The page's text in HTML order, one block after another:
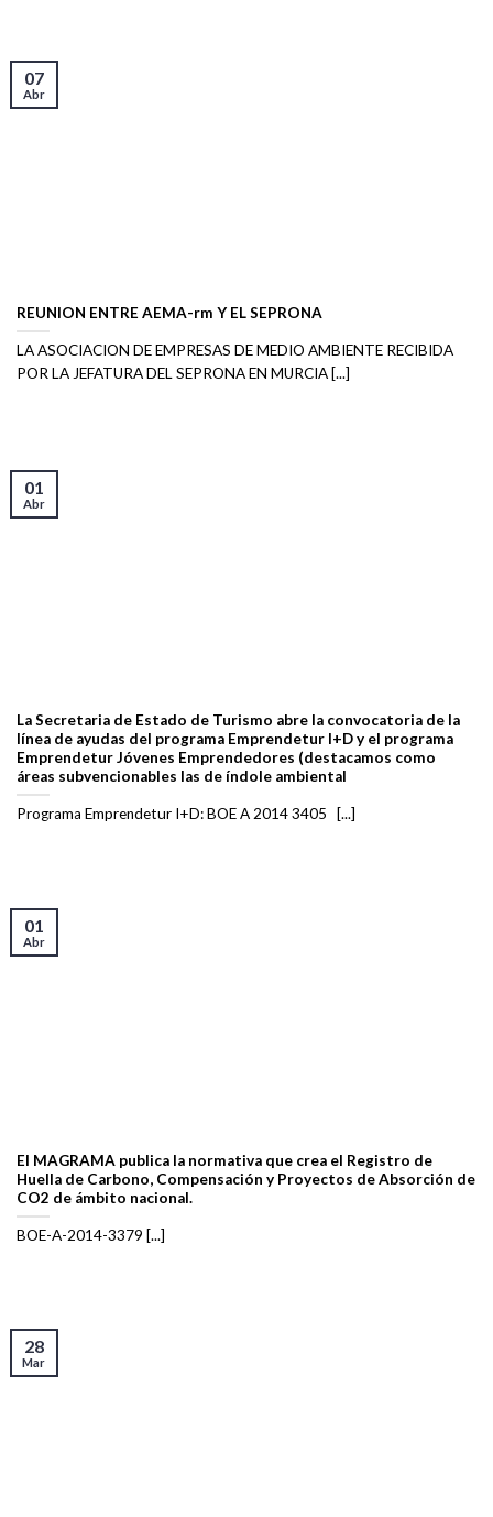
REUNION ENTRE AEMA-rm Y EL SEPRONA
LA ASOCIACION DE EMPRESAS DE MEDIO AMBIENTE RECIBIDA
POR LA JEFATURA DEL SEPRONA EN MURCIA [...]
07
Abr
La Secretaria de Estado de Turismo abre la convocatoria de la
línea de ayudas del programa Emprendetur I+D y el programa
Emprendetur Jóvenes Emprendedores (destacamos como
áreas subvencionables las de índole ambiental
Programa Emprendetur I+D: BOE A 2014 3405 [...]
01
Abr
El MAGRAMA publica la normativa que crea el Registro de
Huella de Carbono, Compensación y Proyectos de Absorción de
CO2 de ámbito nacional.
BOE-A-2014-3379 [...]
01
Abr
28
Mar